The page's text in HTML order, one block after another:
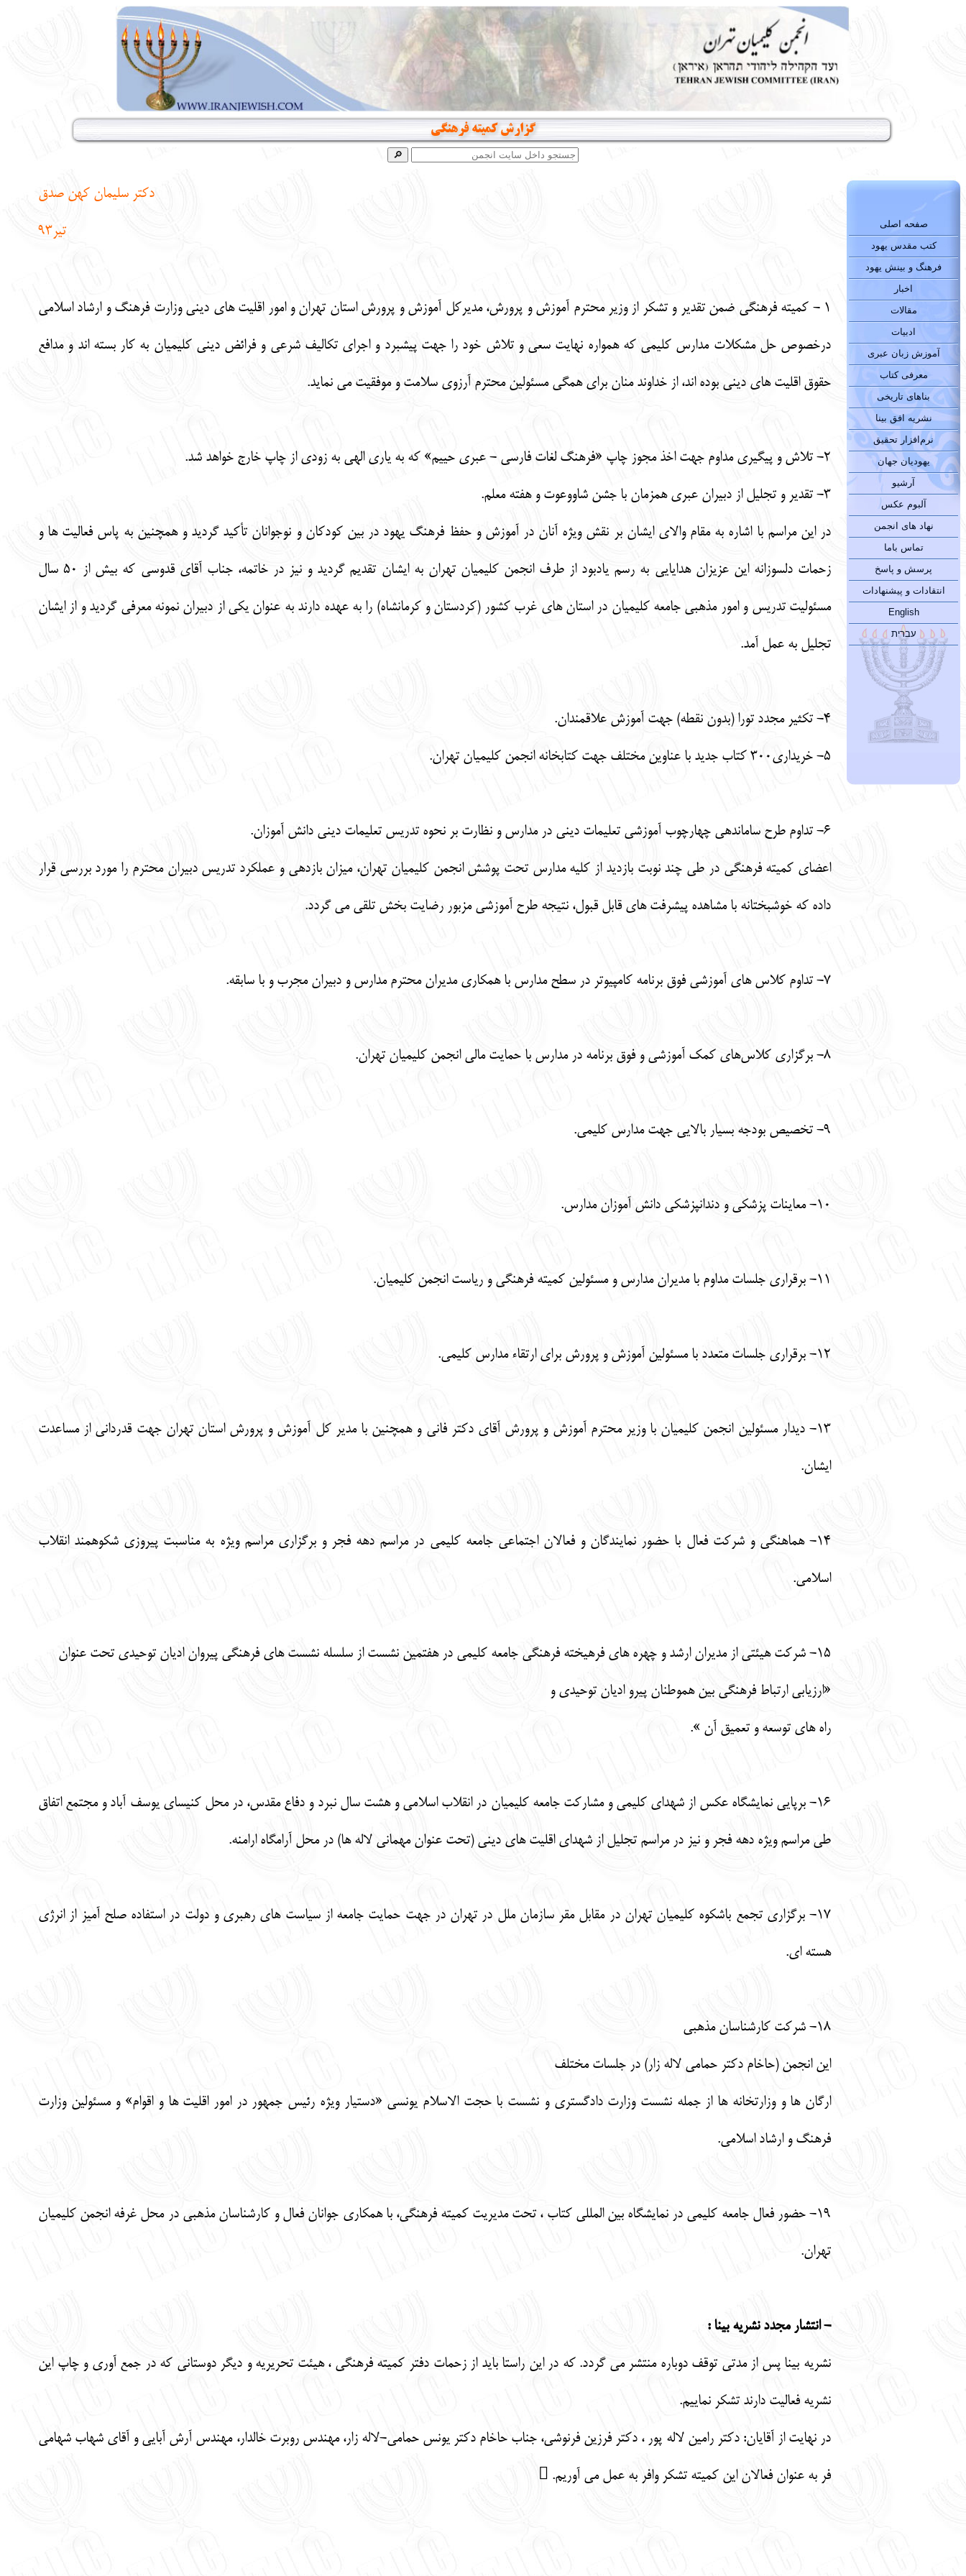
گزارش کمیته فرهنگی
صفحه اصلی
کتب مقدس یهود
فرهنگ و بینش یهود
اخبار
مقالات
ادبیات
آموزش زبان عبری
معرفی کتاب
بناهای تاریخی
نشریه افق بینا
نرم‌افزار تحقیق
یهودیان جهان
آرشیو
آلبوم عکس
نهاد های انجمن
تماس باما
پرسش و پاسخ
انتقادات و پیشنهادات
English
עברית
دکتر سلیمان کهن صدق
تیر93
1 - کمیته فرهنگی ضمن تقدیر و تشکر از وزیر محترم آموزش و پرورش، مدیرکل آموزش و پرورش استان تهران و امور اقلیت های دینی وزارت فرهنگ و ارشاد اسلامی
درخصوص حل مشکلات مدارس کلیمی که همواره نهایت سعی و تلاش خود را جهت پیشبرد و اجرای تکالیف شرعی و فرائض دینی کلیمیان به کار بسته اند و مدافع
حقوق اقلیت های دینی بوده اند، از خداوند منان برای همگی مسئولین محترم آرزوی سلامت و موفقیت می نماید.
2- تلاش و پیگیری مداوم جهت اخذ مجوز چاپ «فرهنگ لغات فارسی - عبری حییم» که به یاری الهی به زودی از چاپ خارج خواهد شد.
3- تقدیر و تجلیل از دبیران عبری همزمان با جشن شاووعوت و هفته معلم.
در این مراسم با اشاره به مقام والای ایشان بر نقش ویژه آنان در آموزش و حفظ فرهنگ یهود در بین کودکان و نوجوانان تأکید گردید و همچنین به پاس فعالیت ها و
زحمات دلسوزانه این عزیزان هدایایی به رسم یادبود از طرف انجمن کلیمیان تهران به ایشان تقدیم گردید و نیز در خاتمه، جناب آقای قدوسی که بیش از 50 سال
مسئولیت تدریس و امور مذهبی جامعه کلیمیان در استان های غرب کشور (کردستان و کرمانشاه) را به عهده دارند به عنوان یکی از دبیران نمونه معرفی گردید و از ایشان
تجلیل به عمل آمد.
4- تکثیر مجدد تورا (بدون نقطه) جهت آموزش علاقمندان.
5- خریداری300 کتاب جدید با عناوین مختلف جهت کتابخانه انجمن کلیمیان تهران.
6- تداوم طرح ساماندهی چهارچوب آموزشی تعلیمات دینی در مدارس و نظارت بر نحوه تدریس تعلیمات دینی دانش آموزان.
اعضای کمیته فرهنگی در طی چند نوبت بازدید از کلیه مدارس تحت پوشش انجمن کلیمیان تهران، میزان بازدهی و عملکرد تدریس دبیران محترم را مورد بررسی قرار
داده که خوشبختانه با مشاهده پیشرفت های قابل قبول، نتیجه طرح آموزشی مزبور رضایت بخش تلقی می گردد.
7- تداوم کلاس های آموزشی فوق برنامه کامپیوتر در سطح مدارس با همکاری مدیران محترم مدارس و دبیران مجرب و با سابقه.
8- برگزاری کلاس‌های کمک آموزشی و فوق برنامه در مدارس با حمایت مالی انجمن کلیمیان تهران.
9- تخصیص بودجه بسیار بالایی جهت مدارس کلیمی.
10- معاینات پزشکی و دندانپزشکی دانش آموزان مدارس.
11- برقراری جلسات مداوم با مدیران مدارس و مسئولین کمیته فرهنگی و ریاست انجمن کلیمیان.
12- برقراری جلسات متعدد با مسئولین آموزش و پرورش برای ارتقاء مدارس کلیمی.
13- دیدار مسئولین انجمن کلیمیان با وزیر محترم آموزش و پرورش آقای دکتر فانی و همچنین با مدیر کل آموزش و پرورش استان تهران جهت قدردانی از مساعدت
ایشان.
14- هماهنگی و شرکت فعال با حضور نمایندگان و فعالان اجتماعی جامعه کلیمی در مراسم دهه فجر و برگزاری مراسم ویژه به مناسبت پیروزی شکوهمند انقلاب
اسلامی.
15- شرکت هیئتی از مدیران ارشد و چهره های فرهیخته فرهنگی جامعه کلیمی در هفتمین نشست از سلسله نشست های فرهنگی پیروان ادیان توحیدی تحت عنوان
«ارزیابی ارتباط فرهنگی بین هموطنان پیرو ادیان توحیدی و
راه های توسعه و تعمیق آن ».
16- برپایی نمایشگاه عکس از شهدای کلیمی و مشارکت جامعه کلیمیان در انقلاب اسلامی و هشت سال نبرد و دفاع مقدس، در محل کنیسای یوسف آباد و مجتمع اتفاق
طی مراسم ویژه دهه فجر و نیز در مراسم تجلیل از شهدای اقلیت های دینی (تحت عنوان مهمانی لاله ها) در محل آرامگاه ارامنه.
17- برگزاری تجمع باشکوه کلیمیان تهران در مقابل مقر سازمان ملل در تهران در جهت حمایت جامعه از سیاست های رهبری و دولت در استفاده صلح آمیز از انرژی
هسته ای.
18- شرکت کارشناسان مذهبی
این انجمن (حاخام دکتر حمامی لاله زار) در جلسات مختلف
ارگان ها و وزارتخانه ها از جمله نشست وزارت دادگستری و نشست با حجت الاسلام یونسی «دستیار ویژه رئیس جمهور در امور اقلیت ها و اقوام» و مسئولین وزارت
فرهنگ و ارشاد اسلامی.
19- حضور فعال جامعه کلیمی در نمایشگاه بین المللی کتاب ، تحت مدیریت کمیته فرهنگی، با همکاری جوانان فعال و کارشناسان مذهبی در محل غرفه انجمن کلیمیان
تهران.
- انتشار مجدد نشریه بینا :
نشریه بینا پس از مدتی توقف دوباره منتشر می گردد. که در این راستا باید از زحمات دفتر کمیته فرهنگی ، هیئت تحریریه و دیگر دوستانی که در جمع آوری و چاپ این
نشریه فعالیت دارند تشکر نماییم.
در نهایت از آقایان: دکتر رامین لاله پور ، دکتر فرزین فرنوشی، جناب حاخام دکتر یونس حمامی-لاله زار، مهندس روبرت خالدار، مهندس آرش آبایی و آقای شهاب شهامی
فر به عنوان فعالان این کمیته تشکر وافر به عمل می آوریم. 